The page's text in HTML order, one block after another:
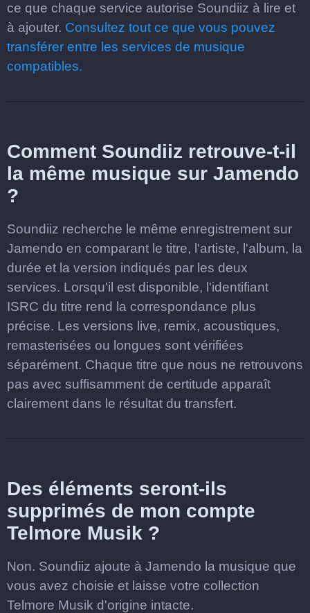
ce que chaque service autorise Soundiiz à lire et
à ajouter. Consultez tout ce que vous pouvez
transférer entre les services de musique
compatibles.
Comment Soundiiz retrouve-t-il
la même musique sur Jamendo
?
Soundiiz recherche le même enregistrement sur
Jamendo en comparant le titre, l'artiste, l'album, la
durée et la version indiqués par les deux
services. Lorsqu'il est disponible, l'identifiant
ISRC du titre rend la correspondance plus
précise. Les versions live, remix, acoustiques,
remasterisées ou longues sont vérifiées
séparément. Chaque titre que nous ne retrouvons
pas avec suffisamment de certitude apparaît
clairement dans le résultat du transfert.
Des éléments seront-ils
supprimés de mon compte
Telmore Musik ?
Non. Soundiiz ajoute à Jamendo la musique que
vous avez choisie et laisse votre collection
Telmore Musik d'origine intacte.